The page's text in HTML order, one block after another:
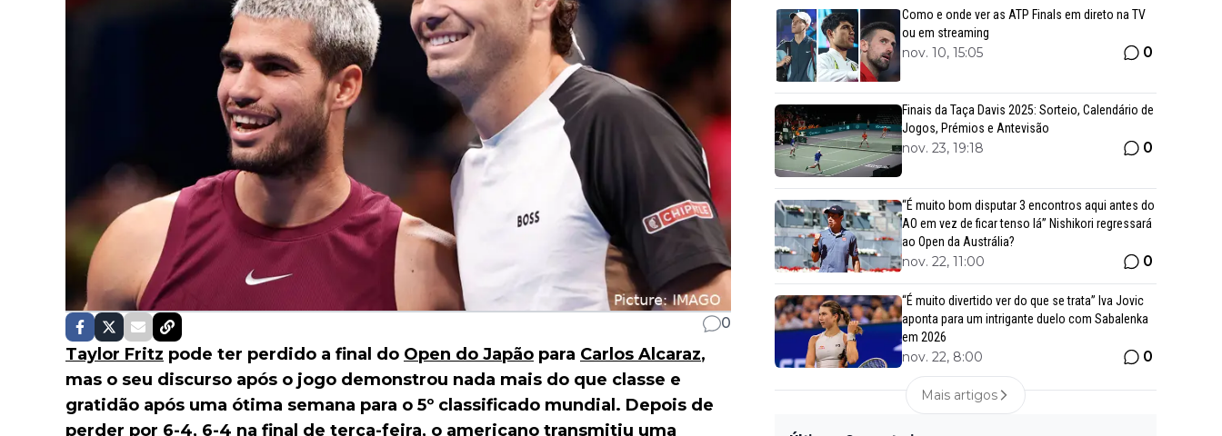
0
Taylor Fritz pode ter perdido a final do Open do Japão para Carlos Alcaraz,
mas o seu discurso após o jogo demonstrou nada mais do que classe e
gratidão após uma ótima semana para o 5º classificado mundial. Depois de
perder por 6-4, 6-4 na final de terça-feira, o americano transmitiu uma
Como e onde ver as ATP Finals em direto na TV
ou em streaming
nov. 10, 15:05 0
Finais da Taça Davis 2025: Sorteio, Calendário de
Jogos, Prémios e Antevisão
nov. 23, 19:18 0
“É muito bom disputar 3 encontros aqui antes do
AO em vez de ficar tenso lá” Nishikori regressará
ao Open da Austrália?
nov. 22, 11:00 0
“É muito divertido ver do que se trata” Iva Jovic
aponta para um intrigante duelo com Sabalenka
em 2026
nov. 22, 8:00 0
Mais artigos